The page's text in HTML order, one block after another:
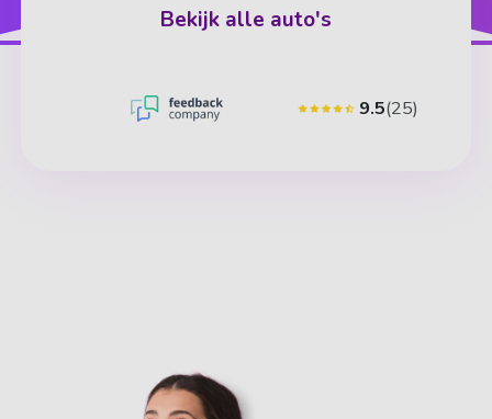
Bekijk alle auto's
9.5(25)